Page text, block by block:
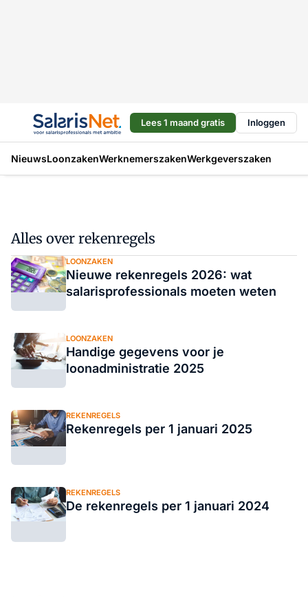
Lees 1 maand gratis Inloggen
NieuwsLoonzakenWerknemerszakenWerkgeverszaken
Alles over rekenregels
LOONZAKEN
Nieuwe rekenregels 2026: wat
salarisprofessionals moeten weten
LOONZAKEN
Handige gegevens voor je
loonadministratie 2025
REKENREGELS
Rekenregels per 1 januari 2025
REKENREGELS
De rekenregels per 1 januari 2024